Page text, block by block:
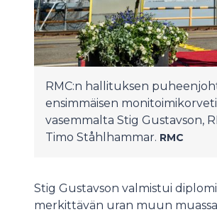
RMC:n hallituksen
ensimmäisen
vasemmalta Stig Gustavson,
Timo Ståhlhammar. RMC
Stig Gustavson valmistui
merkittävän uran muun